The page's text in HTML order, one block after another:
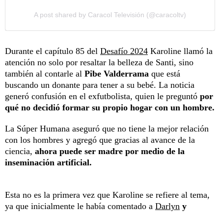
A post shared by Caracol Televisión (@caracoltv)
Durante el capítulo 85 del Desafío 2024 Karoline llamó la
atención no solo por resaltar la belleza de Santi, sino
también al contarle al Pibe Valderrama que está
buscando un donante para tener a su bebé. La noticia
generó confusión en el exfutbolista, quien le preguntó por
qué no decidió formar su propio hogar con un hombre.
La Súper Humana aseguró que no tiene la mejor relación
con los hombres y agregó que gracias al avance de la
ciencia, ahora puede ser madre por medio de la
inseminación artificial.
Esta no es la primera vez que Karoline se refiere al tema,
ya que inicialmente le había comentado a Darlyn y